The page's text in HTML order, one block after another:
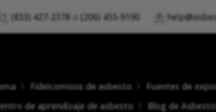
(833) 427-2378 (206) 455-9190
Fideicomisos de asbesto Fuentes de
de aprendizaje de asbesto
Blog de